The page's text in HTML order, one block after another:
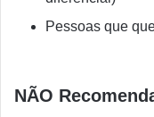
Pessoas que
NÃO